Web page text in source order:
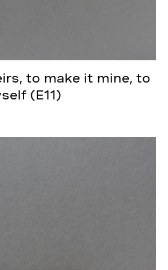
to make it mine, to
(E11)